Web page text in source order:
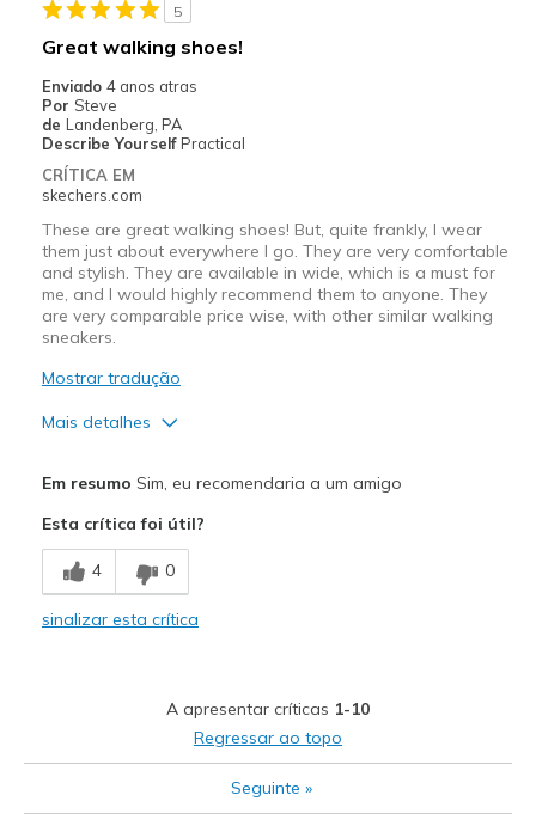
Casual Wear
Width
Sizing
Feels true to size
View On Shoes
5
Great walking shoes!
Enviado 4 anos atras
Por Steve
de Landenberg, PA
Describe Yourself Practical
CRÍTICA EM
skechers.com
These are great walking shoes! But, quite frankly, I wear
them just about everywhere I go. They are very comfortable
and stylish. They are available in wide, which is a must for
me, and I would highly recommend them to anyone. They
are very comparable price wise, with other similar walking
sneakers.
Mostrar tradução
Mais detalhes
Breathe Well
Comfortable
Melhores utilizações
Casual Wear
Going Out
Em resumo Sim, eu recomendaria a um amigo
Esta crítica foi útil?
4 0
sinalizar esta crítica
A apresentar críticas 1-10
Regressar ao topo
Seguinte »